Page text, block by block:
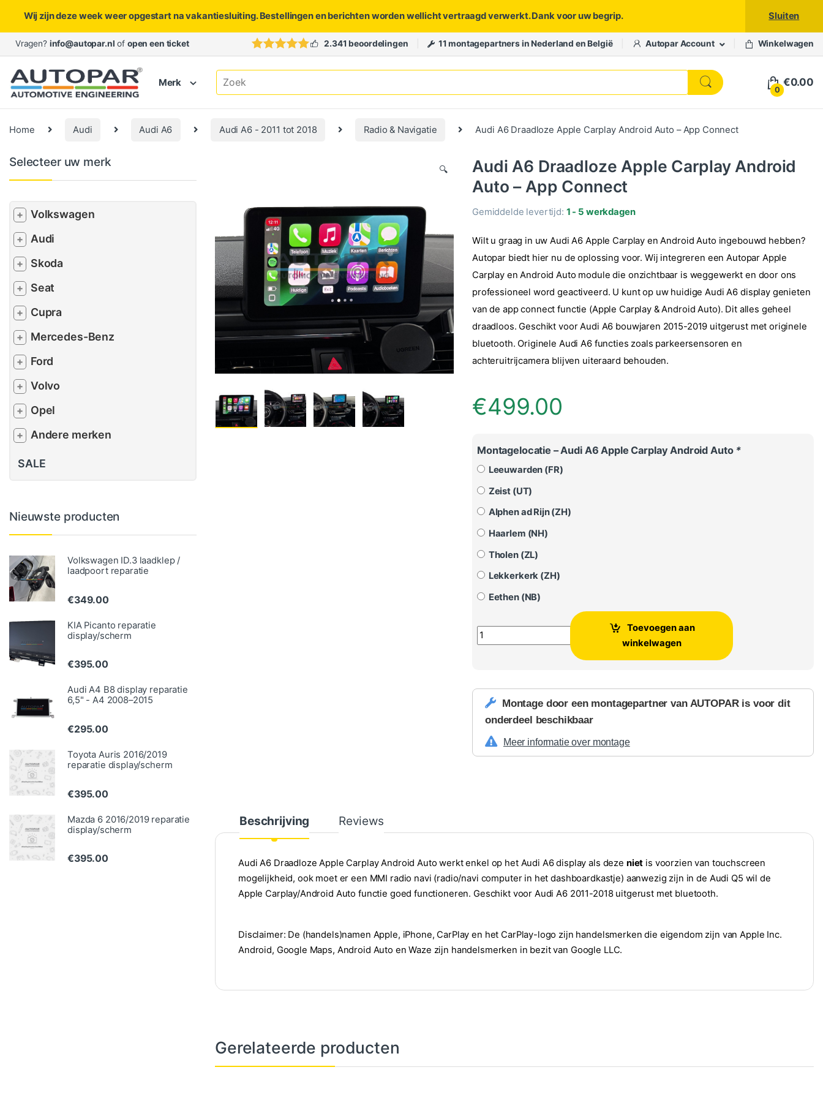
Wij zijn deze week weer opgestart na vakantiesluiting. Bestellingen en berichten worden wellicht vertraagd verwerkt. Dank voor uw begrip. Sluiten
Skip to navigation
Skip to content
Vragen? info@autopar.nl of open een ticket 2.341 beoordelingen 11 montagepartners in Nederland en België Autopar Account Winkelwagen
Merk
Search for:
0
€0.00
Home Audi Audi A6 Audi A6 - 2011 tot 2018 Radio & Navigatie Audi A6 Draadloze Apple Carplay Android Auto – App Connect
🔍
Audi A6 Draadloze Apple Carplay Android
Auto – App Connect
Gemiddelde levertijd: 1 - 5 werkdagen
Wilt u graag in uw Audi A6 Apple Carplay en Android Auto ingebouwd hebben?
Autopar biedt hier nu de oplossing voor. Wij integreren een Autopar Apple
Carplay en Android Auto module die onzichtbaar is weggewerkt en door ons
professioneel word geactiveerd. U kunt op uw huidige Audi A6 display genieten
van de app connect functie (Apple Carplay & Android Auto). Dit alles geheel
draadloos. Geschikt voor Audi A6 bouwjaren 2015-2019 uitgerust met originele
bluetooth. Originele Audi A6 functies zoals parkeersensoren en
achteruitrijcamera blijven uiteraard behouden.
€499.00
Montagelocatie – Audi A6 Apple Carplay Android Auto *
Leeuwarden (FR)
Zeist (UT)
Alphen ad Rijn (ZH)
Haarlem (NH)
Tholen (ZL)
Lekkerkerk (ZH)
Eethen (NB)
Audi A6 Draadloze Apple Carplay Android Auto - App Connect aantal
Toevoegen aan
winkelwagen
Montage door een montagepartner van AUTOPAR is voor dit
onderdeel beschikbaar
Meer informatie over montage
Beschrijving Reviews
Audi A6 Draadloze Apple Carplay Android Auto werkt enkel op het Audi A6 display als deze niet is voorzien van touchscreen
mogelijkheid, ook moet er een MMI radio navi (radio/navi computer in het dashboardkastje) aanwezig zijn in de Audi Q5 wil de
Apple Carplay/Android Auto functie goed functioneren. Geschikt voor Audi A6 2011-2018 uitgerust met bluetooth.
Disclaimer: De (handels)namen Apple, iPhone, CarPlay en het CarPlay-logo zijn handelsmerken die eigendom zijn van Apple Inc.
Android, Google Maps, Android Auto en Waze zijn handelsmerken in bezit van Google LLC.
Gerelateerde producten
Selecteer uw merk
+ Volkswagen
+ Audi
+ Skoda
+ Seat
+ Cupra
+ Mercedes-Benz
+ Ford
+ Volvo
+ Opel
+ Andere merken
SALE
Nieuwste producten
Volkswagen ID.3 laadklep /
laadpoort reparatie
€349.00
KIA Picanto reparatie
display/scherm
€395.00
Audi A4 B8 display reparatie
6,5" - A4 2008–2015
€295.00
Toyota Auris 2016/2019
reparatie display/scherm
€395.00
Mazda 6 2016/2019 reparatie
display/scherm
€395.00